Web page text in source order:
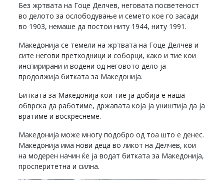
Без жртвата на Гоце Делчев, неговата посветеност
во делото за ослободување и семето кое го засади
во 1903, немаше да постои ниту 1944, ниту 1991.
Македонија се темели на жртвата на Гоце Делчев и
сите негови претходници и соборци, како и тие кои
инспирирани и водени од неговото дело ја
продолжија битката за Македонија.
Битката за Македонија кои тие ја добија е наша
обврска да работиме, државата која ја уништија да ја
вратиме и воскреснеме.
Македонија може многу подобро од тоа што е денес.
Македонија има нови деца во ликот на Делчев, кои
на модерен начин ќе ја водат битката за Македонија,
просперитетна и силна.